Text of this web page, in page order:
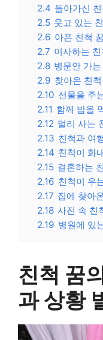
2.4 돌아가신
2.5 웃고 있는
2.6 아픈 친척 꿈
2.7 이사하는
2.8 병문안 가
2.9 찾아온 친
2.10 선물을 주
2.11 함께 밥을
2.12 멀리 사는
2.13 친척과 여
2.14 친척이 화
2.15 결혼하는
2.16 친척이 우
2.17 집에 찾아
2.18 사진 속 친
2.19 병원에 있
친척 꿈
과 상황